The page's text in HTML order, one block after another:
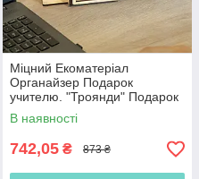
Міцний Екоматеріал
Органайзер Подарок
учителю. "Троянди" Подарок
на День учителя. Подарунок
для вчителя до 8 березня
В наявності
742,05 ₴ 873 ₴